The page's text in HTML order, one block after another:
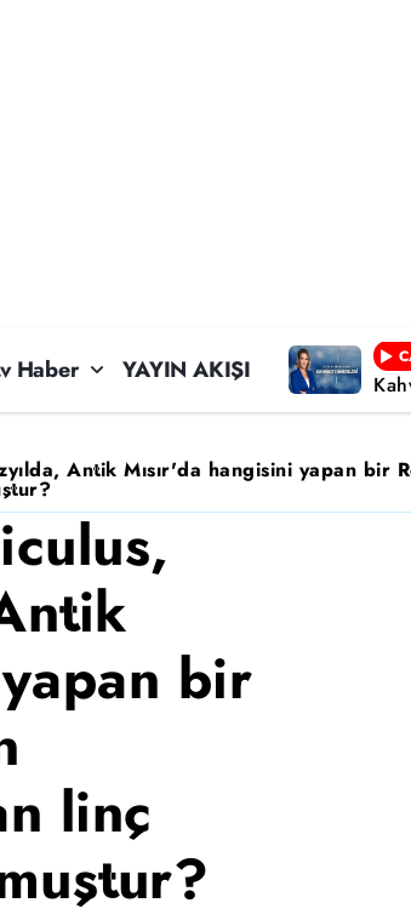
Haber YAYIN AKIŞI
Antik Mısır'da hangisini yapan bir
bir
linç